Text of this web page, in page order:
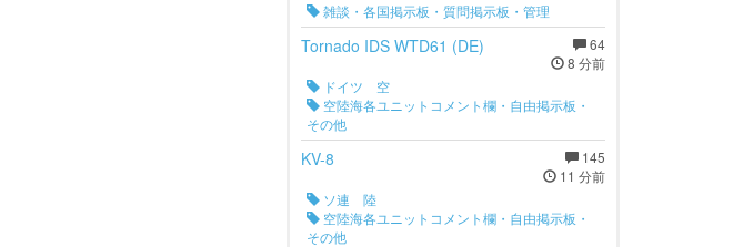
雑談・各国掲示板・質問掲示板・管理
64
8 分前
Tornado IDS WTD61 (DE)
ドイツ 空
空陸海各ユニットコメント欄・自由掲示板・
その他
145
11 分前
KV-8
ソ連 陸
空陸海各ユニットコメント欄・自由掲示板・
その他